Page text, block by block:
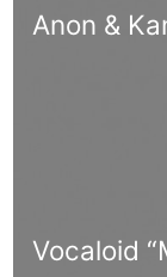
Anon &
Vocaloid